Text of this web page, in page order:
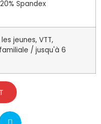
Spandex
jeunes, VTT,
/ jusqu'à 6